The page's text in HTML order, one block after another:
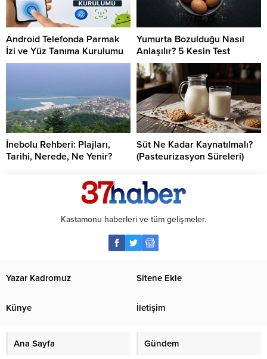
Android Telefonda Parmak
İzi ve Yüz Tanıma Kurulumu
Yumurta Bozulduğu Nasıl
Anlaşılır? 5 Kesin Test
İnebolu Rehberi: Plajları,
Tarihi, Nerede, Ne Yenir?
Süt Ne Kadar Kaynatılmalı?
(Pasteurizasyon Süreleri)
Kastamonu haberleri ve tüm gelişmeler.
Yazar Kadromuz Sitene Ekle
Künye İletişim
Ana Sayfa Gündem